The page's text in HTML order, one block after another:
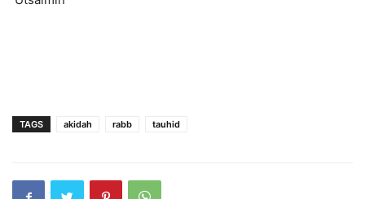
TAGS akidah rabb tauhid